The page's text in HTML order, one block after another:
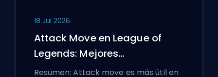
18 Jul 2026
Attack Move en League of
Legends: Mejores
Configuraciones
Resumen: Attack move es más útil en